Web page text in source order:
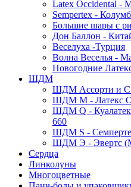
Latex Occidental -
Sempertex -
Большие шары с
Дон Баллон -
Веселуха -Турция
Волна Веселья -
Новогодние
ШДМ
ШДМ Aссорти и С
ШДМ M - Латекс
ШДМ Q -
660
ШДМ S -
ШДМ Э - Эвертс
Сердца
Линколуны
Многоцветные